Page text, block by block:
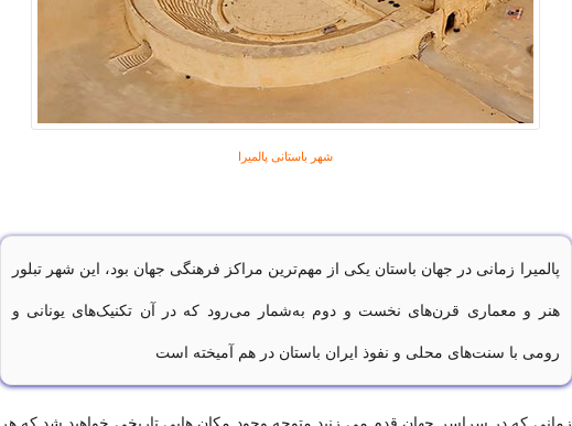
شهر باستانی پالمیرا
پالمیرا زمانی در جهان باستان یکی از مهم‌ترین مراکز فرهنگی جهان بود، این شهر تبلور
هنر و معماری قرن‌های نخست و دوم به‌شمار می‌رود که در آن تکنیک‌های یونانی و
رومی با سنت‌های محلی و نفوذ ایران باستان در هم آمیخته است